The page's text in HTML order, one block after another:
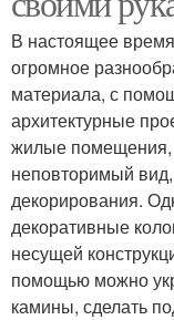
В настоящее
огромное
материала, с
архитектурные
жилые помещения,
неповторимый
декорирования.
декоративные
несущей
помощью можно
камины, сделать